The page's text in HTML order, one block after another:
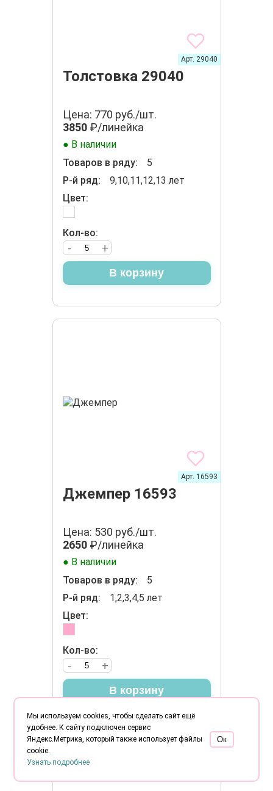
Толстовка 29040
Арт. 29040
Цена: 770 руб./шт.
3850₽/линейка
● В наличии
Товаров в ряду:
5
Р-й ряд:
9,10,11,12,13 лет
Цвет:
Кол-во:
+
-
В корзину
Джемпер 16593
Арт. 16593
Цена: 530 руб./шт.
2650₽/линейка
● В наличии
Товаров в ряду:
5
Р-й ряд:
1,2,3,4,5 лет
Цвет:
Кол-во:
+
-
В корзину
Мы используем cookies, чтобы сделать сайт ещё
удобнее. К сайту подключен сервис
Яндекс.Метрика, который также использует файлы
cookie.
Узнать подробнее
Oк